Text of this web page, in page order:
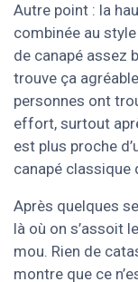
Autre point : la
combinée au
de canapé assez
trouve ça
personnes ont
effort, surtout
est plus proche
canapé classique
Après quelques
là où on s’assoit
mou. Rien de
montre que ce